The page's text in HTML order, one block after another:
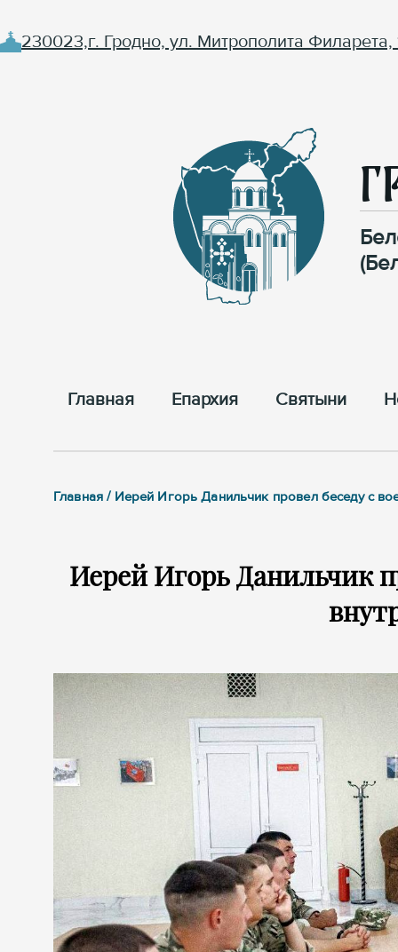
230023,г. Гродно, ул. Митрополита Филарета,
Главная Епархия Cвятыни
Главная / Иерей Игорь Данильчик провел беседу с
Иерей Игорь Данильчик